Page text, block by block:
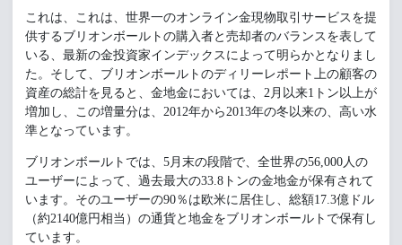
これは、これは、世界一のオンライン金現物取引サービスを提
供するブリオンボールトの購入者と売却者のバランスを表して
いる、最新の金投資家インデックスによって明らかとなりまし
た。そして、ブリオンボールトのディリーレポート上の顧客の
資産の総計を見ると、金地金においては、2月以来1トン以上が
増加し、この増量分は、2012年から2013年の冬以来の、高い水
準となっています。
ブリオンボールトでは、5月末の段階で、全世界の56,000人の
ユーザーによって、過去最大の33.8トンの金地金が保有されて
います。そのユーザーの90％は欧米に居住し、総額17.3億ドル
（約2140億円相当）の通貨と地金をブリオンボールトで保有し
ています。